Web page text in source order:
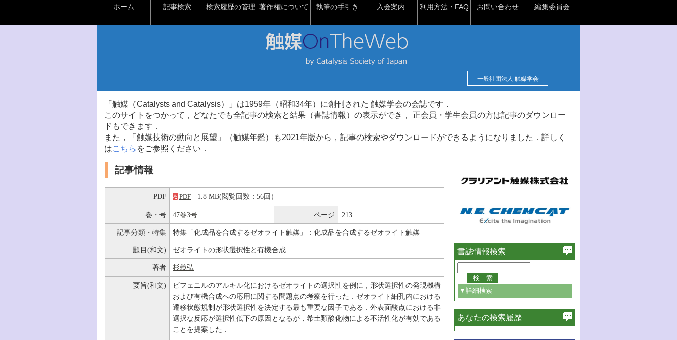
ホーム 記事検索 検索履歴の管理 著作権について 執筆の手引き 入会案内 利用方法・FAQ お問い合わせ 編集委員会
一般社団法人 触媒学会
「触媒（Catalysts and Catalysis）」は1959年（昭和34年）に創刊された 触媒学会の会誌です．
このサイトをつかって，どなたでも全記事の検索と結果（書誌情報）の表示ができ， 正会員・学生会員の方は記事のダウンロー
ドもできます．
また，「触媒技術の動向と展望」（触媒年鑑）も2021年版から，記事の検索やダウンロードができるようになりました．詳しく
はこちら をご参照ください．
記事情報
PDF PDF 1.8 MB(閲覧回数：56回)
巻・号 47巻3号 ページ 213
記事分類・特集 特集「化成品を合成するゼオライト触媒」：化成品を合成するゼオライト触媒
題目(和文) ゼオライトの形状選択性と有機合成
著者 杉義弘
要旨(和文)
ビフェニルのアルキル化におけるゼオライトの選択性を例に，形状選択性の発現機構
および有機合成への応用に関する問題点の考察を行った．ゼオライト細孔内における
遷移状態規制が形状選択性を決定する最も重要な因子である．外表面酸点における非
選択な反応が選択性低下の原因となるが，希土類酸化物による不活性化が有効である
ことを提案した．
書誌情報検索
▼詳細検索
必ず含む
あなたの検索履歴